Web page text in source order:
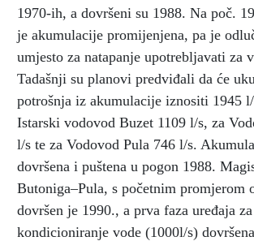
1970-ih, a dovršeni su 1988. Na poč.
je akumulacije promijenjena, pa je
umjesto za natapanje upotrebljavati za
Tadašnji su planovi predviđali da će
potrošnja iz akumulacije iznositi 1945
Istarski vodovod Buzet 1109 l/s, za
l/s te za Vodovod Pula 746 l/s.
dovršena i puštena u pogon 1988.
Butoniga–Pula, s početnim promjerom
dovršen je 1990., a prva faza uređaja za
kondicioniranje vode (1000l/s)